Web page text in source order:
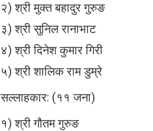
२) श्री मुक्त बहादुर गुरुङ
३) श्री सुनिल रानाभाट
४) श्री दिनेश कुमार गिरी
५) श्री शालिक राम डुम्रे
सल्लाहकार: (११ जना)
१) श्री गौतम गुरुङ